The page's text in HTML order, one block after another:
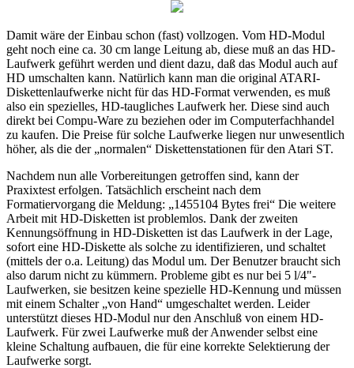
Damit wäre der Einbau schon (fast) vollzogen. Vom HD-Modul
geht noch eine ca. 30 cm lange Leitung ab, diese muß an das HD-
Laufwerk geführt werden und dient dazu, daß das Modul auch auf
HD umschalten kann. Natürlich kann man die original ATARI-
Diskettenlaufwerke nicht für das HD-Format verwenden, es muß
also ein spezielles, HD-taugliches Laufwerk her. Diese sind auch
direkt bei Compu-Ware zu beziehen oder im Computerfachhandel
zu kaufen. Die Preise für solche Laufwerke liegen nur unwesentlich
höher, als die der „normalen“ Diskettenstationen für den Atari ST.
Nachdem nun alle Vorbereitungen getroffen sind, kann der
Praxixtest erfolgen. Tatsächlich erscheint nach dem
Formatiervorgang die Meldung: „1455104 Bytes frei“ Die weitere
Arbeit mit HD-Disketten ist problemlos. Dank der zweiten
Kennungsöffnung in HD-Disketten ist das Laufwerk in der Lage,
sofort eine HD-Diskette als solche zu identifizieren, und schaltet
(mittels der o.a. Leitung) das Modul um. Der Benutzer braucht sich
also darum nicht zu kümmern. Probleme gibt es nur bei 5 l/4"-
Laufwerken, sie besitzen keine spezielle HD-Kennung und müssen
mit einem Schalter „von Hand“ umgeschaltet werden. Leider
unterstützt dieses HD-Modul nur den Anschluß von einem HD-
Laufwerk. Für zwei Laufwerke muß der Anwender selbst eine
kleine Schaltung aufbauen, die für eine korrekte Selektierung der
Laufwerke sorgt.